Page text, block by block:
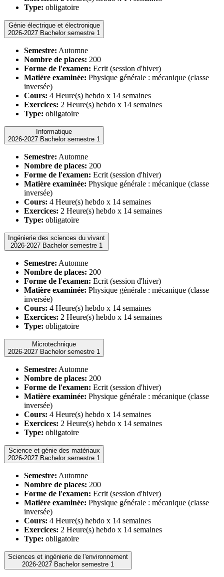
Type: obligatoire
Génie électrique et électronique
2026-2027 Bachelor semestre 1
Semestre: Automne
Nombre de places: 200
Forme de l'examen: Ecrit (session d'hiver)
Matière examinée: Physique générale : mécanique (classe
inversée)
Cours: 4 Heure(s) hebdo x 14 semaines
Exercices: 2 Heure(s) hebdo x 14 semaines
Type: obligatoire
Informatique
2026-2027 Bachelor semestre 1
Semestre: Automne
Nombre de places: 200
Forme de l'examen: Ecrit (session d'hiver)
Matière examinée: Physique générale : mécanique (classe
inversée)
Cours: 4 Heure(s) hebdo x 14 semaines
Exercices: 2 Heure(s) hebdo x 14 semaines
Type: obligatoire
Ingénierie des sciences du vivant
2026-2027 Bachelor semestre 1
Semestre: Automne
Nombre de places: 200
Forme de l'examen: Ecrit (session d'hiver)
Matière examinée: Physique générale : mécanique (classe
inversée)
Cours: 4 Heure(s) hebdo x 14 semaines
Exercices: 2 Heure(s) hebdo x 14 semaines
Type: obligatoire
Microtechnique
2026-2027 Bachelor semestre 1
Semestre: Automne
Nombre de places: 200
Forme de l'examen: Ecrit (session d'hiver)
Matière examinée: Physique générale : mécanique (classe
inversée)
Cours: 4 Heure(s) hebdo x 14 semaines
Exercices: 2 Heure(s) hebdo x 14 semaines
Type: obligatoire
Science et génie des matériaux
2026-2027 Bachelor semestre 1
Semestre: Automne
Nombre de places: 200
Forme de l'examen: Ecrit (session d'hiver)
Matière examinée: Physique générale : mécanique (classe
inversée)
Cours: 4 Heure(s) hebdo x 14 semaines
Exercices: 2 Heure(s) hebdo x 14 semaines
Type: obligatoire
Sciences et ingénierie de l'environnement
2026-2027 Bachelor semestre 1